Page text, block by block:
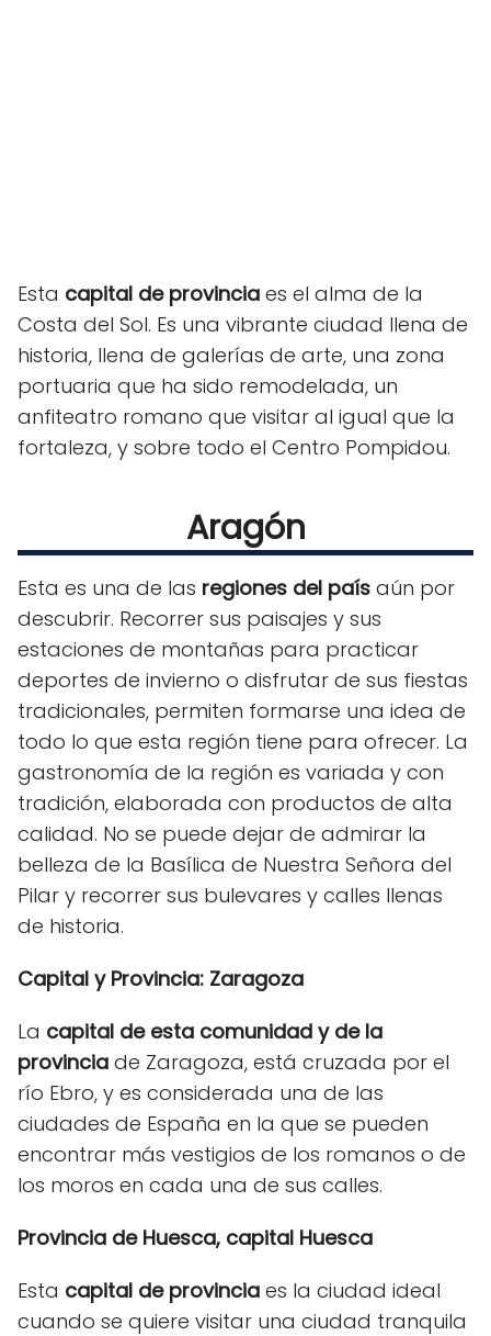
Esta capital de provincia es el alma de la
Costa del Sol. Es una vibrante ciudad llena de
historia, llena de galerías de arte, una zona
portuaria que ha sido remodelada, un
anfiteatro romano que visitar al igual que la
fortaleza, y sobre todo el Centro Pompidou.
Aragón
Esta es una de las regiones del país aún por
descubrir. Recorrer sus paisajes y sus
estaciones de montañas para practicar
deportes de invierno o disfrutar de sus fiestas
tradicionales, permiten formarse una idea de
todo lo que esta región tiene para ofrecer. La
gastronomía de la región es variada y con
tradición, elaborada con productos de alta
calidad. No se puede dejar de admirar la
belleza de la Basílica de Nuestra Señora del
Pilar y recorrer sus bulevares y calles llenas
de historia.
Capital y Provincia: Zaragoza
La capital de esta comunidad y de la
provincia de Zaragoza, está cruzada por el
río Ebro, y es considerada una de las
ciudades de España en la que se pueden
encontrar más vestigios de los romanos o de
los moros en cada una de sus calles.
Provincia de Huesca, capital Huesca
Esta capital de provincia es la ciudad ideal
cuando se quiere visitar una ciudad tranquila